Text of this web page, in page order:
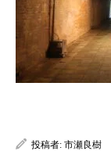
投稿者: 市瀬良樹